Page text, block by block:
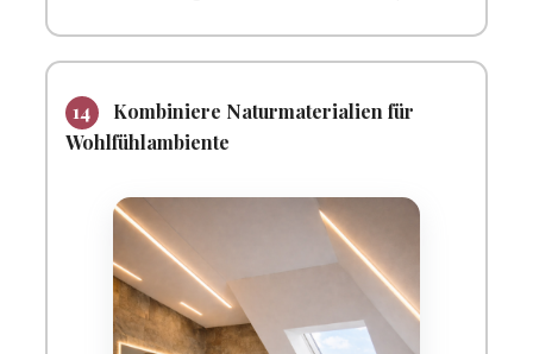
Kombiniere Naturmaterialien für
Wohlfühlambiente